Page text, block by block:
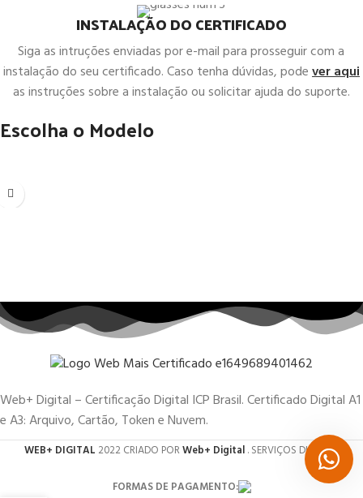
INSTALAÇÃO DO CERTIFICADO
Siga as intruções enviadas por e-mail para prosseguir com a
instalação do seu certificado. Caso tenha dúvidas, podever aqui
as instruções sobre a instalação ou solicitar ajuda do suporte.
Escolha o Modelo
Web+ Digital – Certificação Digital ICP Brasil. Certificado Digital A1
e A3: Arquivo, Cartão, Token e Nuvem.
WEB+ DIGITAL 2022 CRIADO PORWeb+ Digital. SERVIÇOS DIGITAIS.
FORMAS DE PAGAMENTO: